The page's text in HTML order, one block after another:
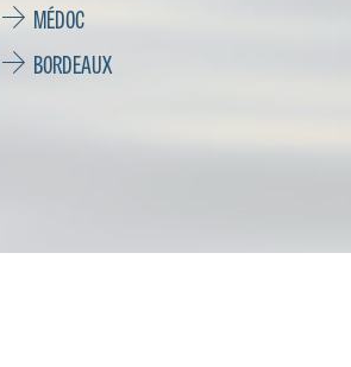
MÉDOC
BORDEAUX